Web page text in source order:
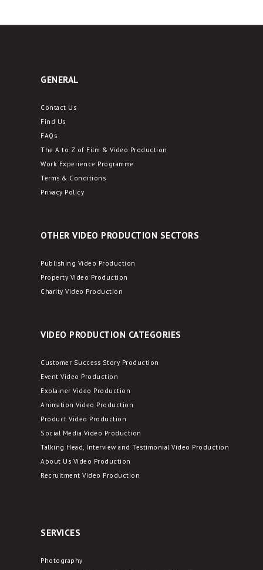
GENERAL
Contact Us
Find Us
FAQs
The A to Z of Film & Video Production
Work Experience Programme
Terms & Conditions
Privacy Policy
OTHER VIDEO PRODUCTION SECTORS
Publishing Video Production
Property Video Production
Charity Video Production
VIDEO PRODUCTION CATEGORIES
Customer Success Story Production
Event Video Production
Explainer Video Production
Animation Video Production
Product Video Production
Social Media Video Production
Talking Head, Interview and Testimonial Video Production
About Us Video Production
Recruitment Video Production
SERVICES
Photography